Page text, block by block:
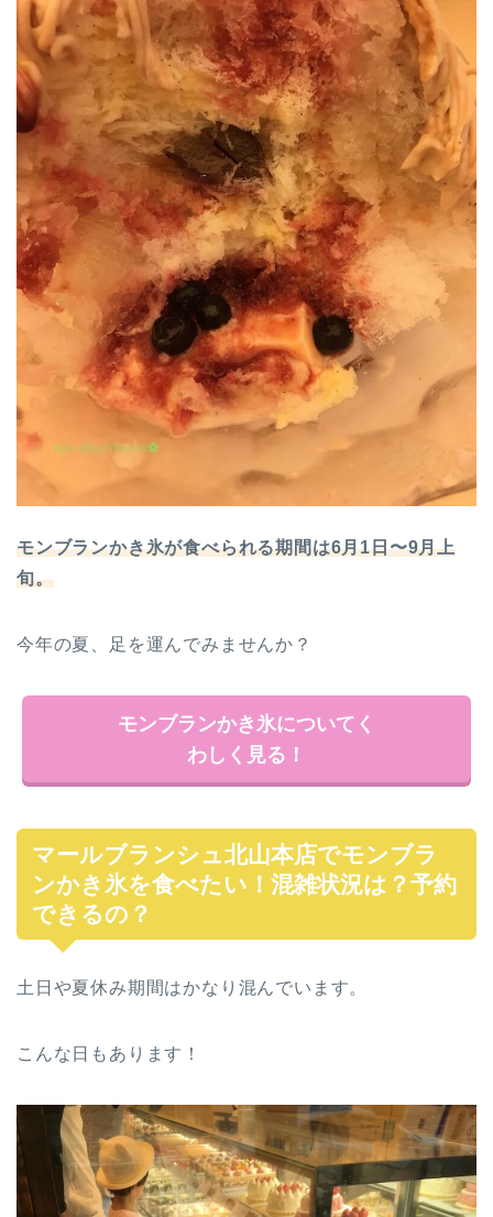
モンブランかき氷が食べられる期間は6月1日〜9月上
旬。
今年の夏、足を運んでみませんか？
モンブランかき氷についてく
わしく見る！
マールブランシュ北山本店でモンブラ
ンかき氷を食べたい！混雑状況は？予約
できるの？
土日や夏休み期間はかなり混んでいます。
こんな日もあります！